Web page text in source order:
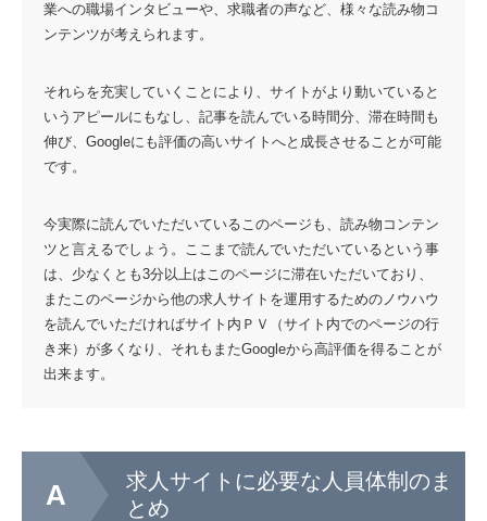
業への職場インタビューや、求職者の声など、様々な読み物コ
ンテンツが考えられます。
それらを充実していくことにより、サイトがより動いていると
いうアピールにもなし、記事を読んでいる時間分、滞在時間も
伸び、Googleにも評価の高いサイトへと成長させることが可能
です。
今実際に読んでいただいているこのページも、読み物コンテン
ツと言えるでしょう。ここまで読んでいただいているという事
は、少なくとも3分以上はこのページに滞在いただいており、
またこのページから他の求人サイトを運用するためのノウハウ
を読んでいただければサイト内ＰＶ（サイト内でのページの行
き来）が多くなり、それもまたGoogleから高評価を得ることが
出来ます。
求人サイトに必要な人員体制のま
とめ